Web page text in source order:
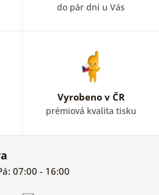
do pár dní u Vás
Vyrobeno v ČR
prémiová kvalita tisku
07:00 - 16:00